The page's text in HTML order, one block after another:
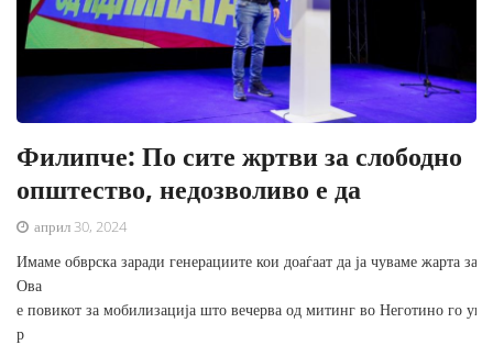
Филипче: По сите жртви за слободно
општество, недозволиво е да
април 30, 2024
Имаме обврска заради генерациите кои доаѓаат да ја чуваме жарта за
Ова
е повикот за мобилизација што вечерва од митинг во Неготино го
р